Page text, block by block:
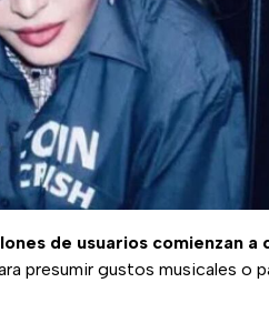
de usuarios comienzan a
presumir gustos musicales o